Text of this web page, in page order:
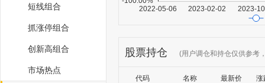
短线组合
抓涨停组合
创新高组合
市场热点
股票持仓 (用户调仓和持仓仅供参考
代码 名称 最新价 涨